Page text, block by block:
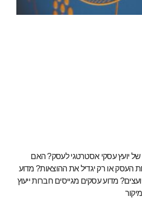
של יועץ עסקי אסטרטגי לעסק? האם
העסק או רק יגדיל את ההוצאות? מדוע
מדוע עסקים מגייסים חברות ייעוץ